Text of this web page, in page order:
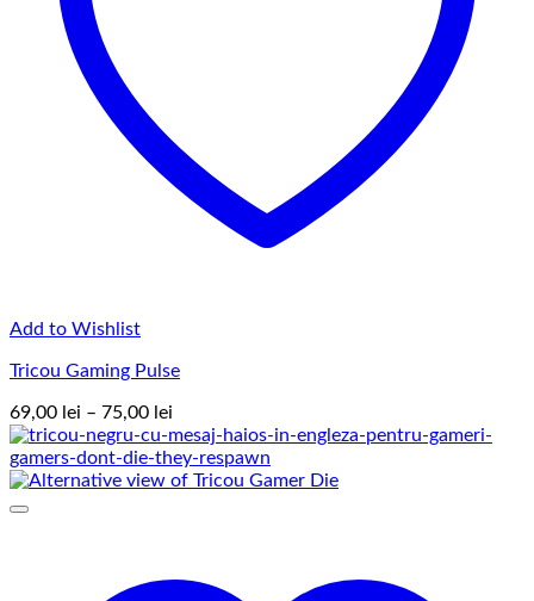
Add to Wishlist
Tricou Gaming Pulse
69,00 lei – 75,00 lei
de
prețuri:
69,00 lei